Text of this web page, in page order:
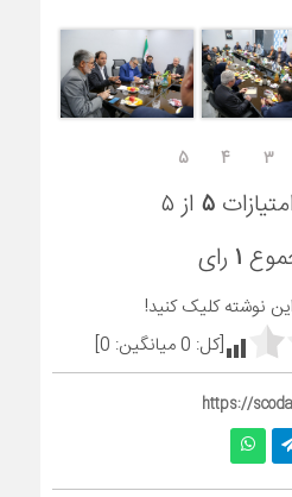
۳ ۴ ۵
۵ از ۵
۱ رای
این نوشته کلیک کنید!
[کل: 0میانگین: 0
]
https://